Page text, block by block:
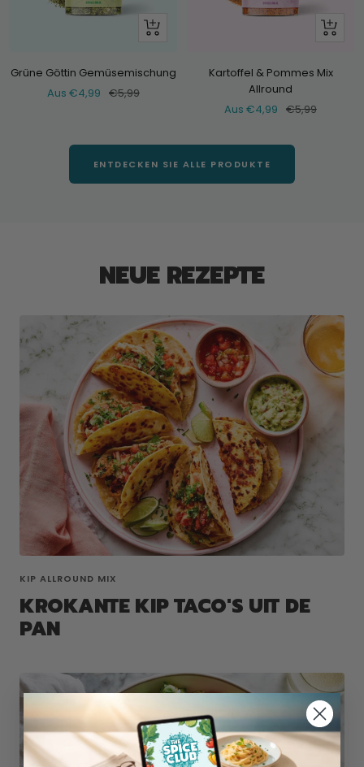
Schau
Grüne Göttin Gemüsemischung
Verkaufspreis
Aus €4,99 Normaler
€5,99
Schau
Kartoffel & Pommes Mix
Allround
Verkaufspreis
Aus €4,99 Normaler
€5,99
ENTDECKEN SIE ALLE PRODUKTE
NEUE REZEPTE
KIP ALLROUND MIX
KROKANTE KIP TACO'S UIT DE
PAN